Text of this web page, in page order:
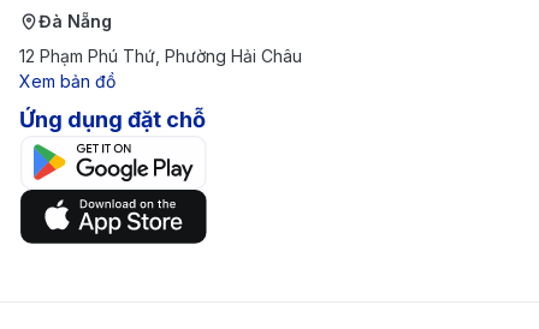
Đà Nẵng
12 Phạm Phú Thứ, Phường Hải Châu
Xem bản đồ
Ứng dụng đặt chỗ